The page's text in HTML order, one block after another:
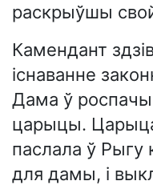
раскрыўшы
Камендант
існаванне
Дама ў роспачы
царыцы.
паслала ў Рыгу
для дамы, і